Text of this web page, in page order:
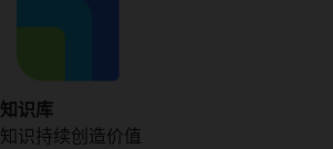
知识库
知识持续创造价值